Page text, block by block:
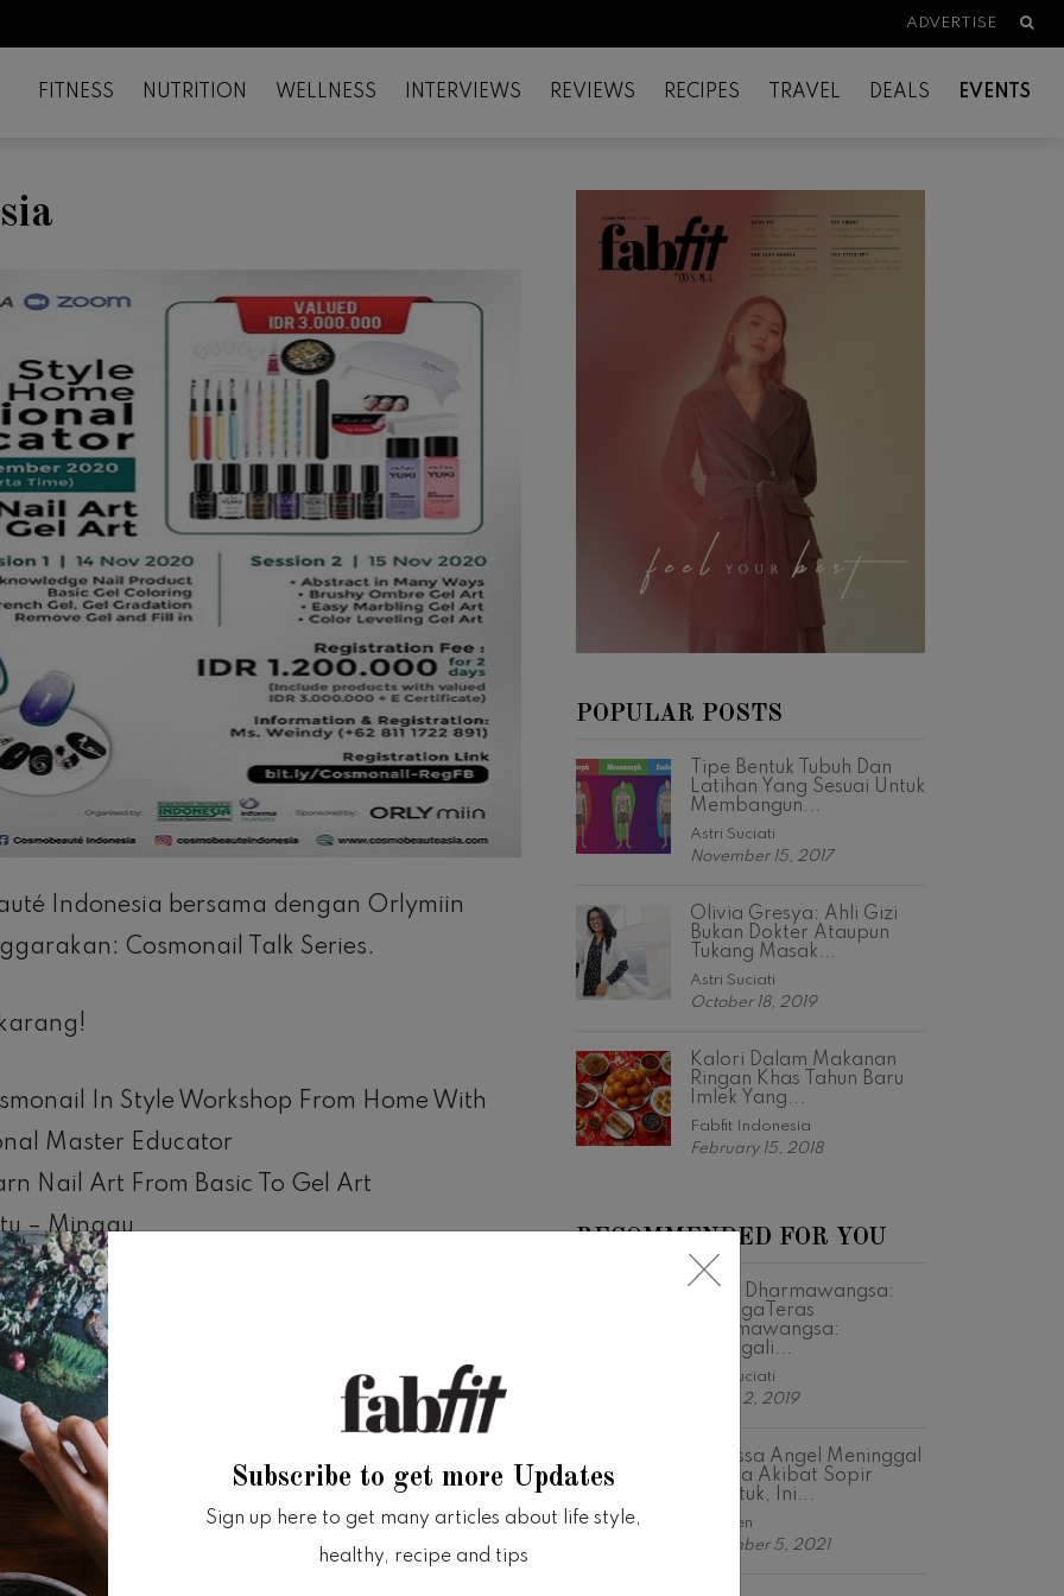
ADVERTISE
FITNESS NUTRITION WELLNESS INTERVIEWS REVIEWS RECIPES TRAVEL DEALS EVENTS
Indonesia bersama dengan Orlymiin
Cosmonail Talk Series.
In Style Workshop From Home With
Master Educator
Nail Art From Basic To Gel Art
– Minggu
– 15 November 2020‬
– 12.30‬ WIB
Zoom Webinar
untuk 2x pertemuan : Rp.
sudah termasuk :
Starter Package (paket produk senilai Rp.
POPULAR POSTS
Tipe Bentuk Tubuh Dan
Latihan Yang Sesuai Untuk
Membangun...
Astri Suciati
November 15, 2017
Olivia Gresya: Ahli Gizi
Bukan Dokter Ataupun
Tukang Masak...
Astri Suciati
October 18, 2019
Kalori Dalam Makanan
Ringan Khas Tahun Baru
Imlek Yang...
Fabfit Indonesia
February 15, 2018
RECOMMENDED FOR YOU
Teras Dharmawangsa:
MenggaTeras
Dharmawangsa:
Menggali...
Astri Suciati
March 2, 2019
Vanessa Angel Meninggal
Diduga Akibat Sopir
Ngantuk, Ini...
Happen
November 5, 2021
Subscribe to get more Updates
Sign up here to get many articles about life style,
healthy, recipe and tips